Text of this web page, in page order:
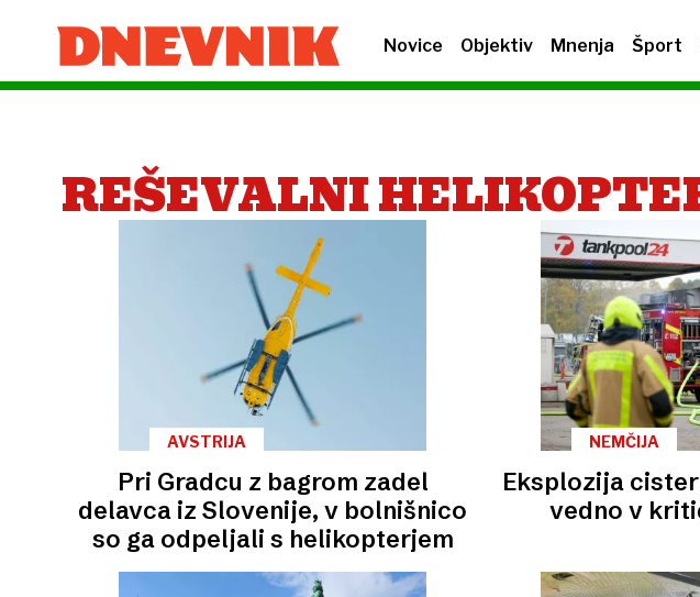
Novice Objektiv Mnenja Šport
REŠEVALNI
AVSTRIJA
Pri Gradcu z bagrom zadel
delavca iz Slovenije, v bolnišnico
so ga odpeljali s helikopterjem
NEMČIJA
Eksplozija
vedno v